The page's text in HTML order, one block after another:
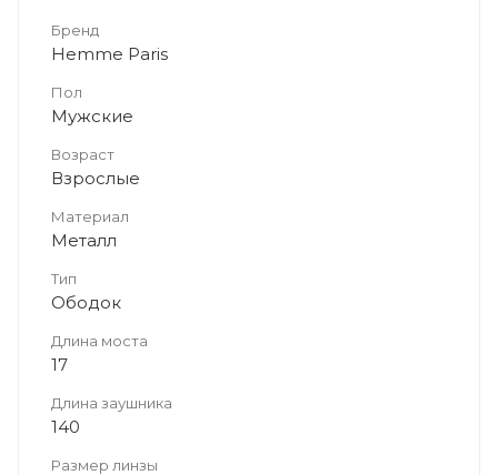
Бренд
Hemme Paris
Пол
Мужские
Возраст
Взрослые
Материал
Металл
Тип
Ободок
Длина моста
17
Длина заушника
140
Размер линзы